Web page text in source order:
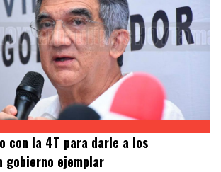
con la 4T para darle a los
gobierno ejemplar